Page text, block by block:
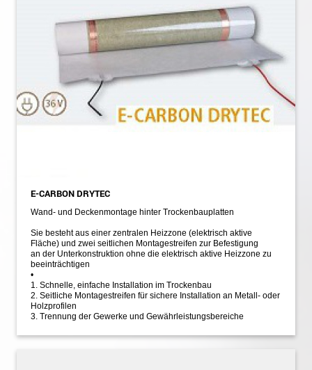
E-CARBON DRYTEC
Wand- und Deckenmontage hinter Trockenbauplatten
Sie besteht aus einer zentralen Heizzone (elektrisch aktive
Fläche) und zwei seitlichen Montagestreifen zur Befestigung
an der Unterkonstruktion ohne die elektrisch aktive Heizzone zu
beeinträchtigen
•
1. Schnelle, einfache Installation im Trockenbau
2. Seitliche Montagestreifen für sichere Installation an Metall- oder
Holzprofilen
3. Trennung der Gewerke und Gewährleistungsbereiche